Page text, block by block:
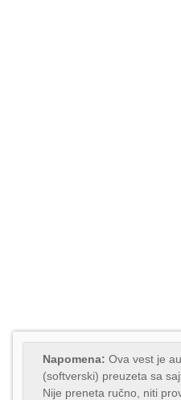
Napomena: Ova vest je
(softverski) preuzeta sa
Nije preneta ručno, niti